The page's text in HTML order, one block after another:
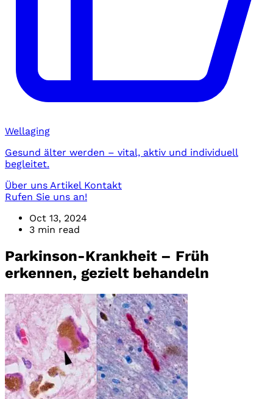
Wellaging
Gesund älter werden – vital, aktiv und individuell
begleitet.
Über uns Artikel Kontakt
Rufen Sie uns an!
Oct 13, 2024
3 min read
Parkinson-Krankheit – Früh
erkennen, gezielt behandeln